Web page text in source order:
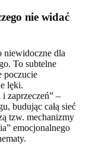
nie widać
niewidoczne dla
To subtelne
poczucie
lęki.
zaprzeczeń” –
budując całą sieć
tzw. mechanizmy
emocjonalnego